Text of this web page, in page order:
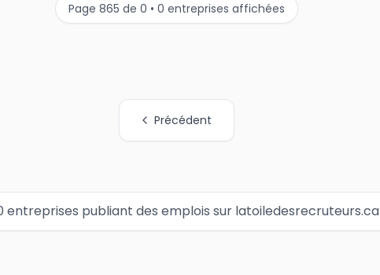
Page 865 de 0 • 0 entreprises affichées
Précédent
entreprises publiant des emplois sur latoiledesrecruteurs.ca